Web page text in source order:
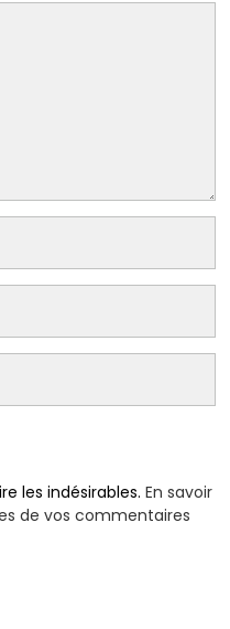
les indésirables.En savoir
de vos commentaires